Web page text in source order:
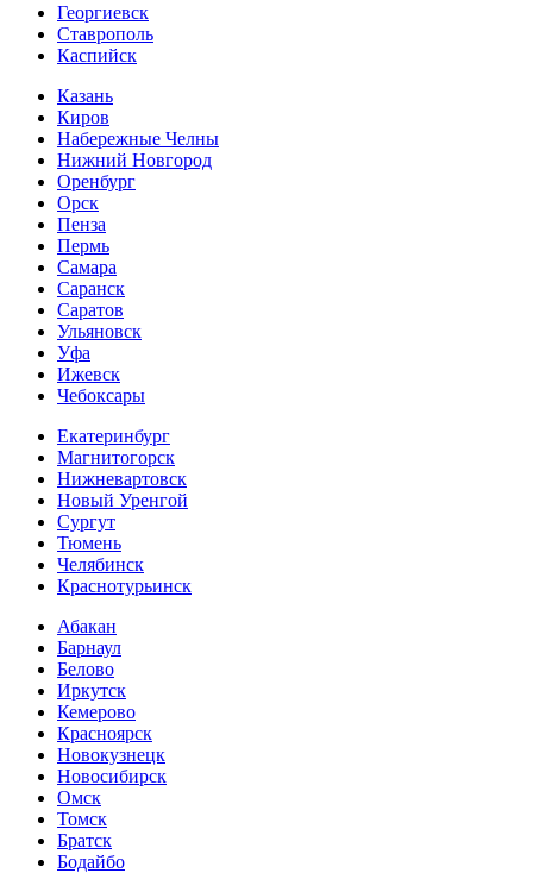
Георгиевск
Ставрополь
Каспийск
Казань
Киров
Набережные Челны
Нижний Новгород
Оренбург
Орск
Пенза
Пермь
Самара
Саранск
Саратов
Ульяновск
Уфа
Ижевск
Чебоксары
Екатеринбург
Магнитогорск
Нижневартовск
Новый Уренгой
Сургут
Тюмень
Челябинск
Краснотурьинск
Абакан
Барнаул
Белово
Иркутск
Кемерово
Красноярск
Новокузнецк
Новосибирск
Омск
Томск
Братск
Бодайбо